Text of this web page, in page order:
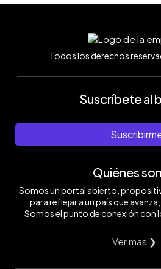
Todos los derechos
Suscríbete al
Quiénes
Somos un portal abierto,
para reflejar a un país que
Somos el punto de conexión con
Ver mas ❯